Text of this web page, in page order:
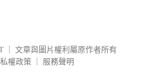
文章與圖片權利屬原作者所有
權政策
服務聲明